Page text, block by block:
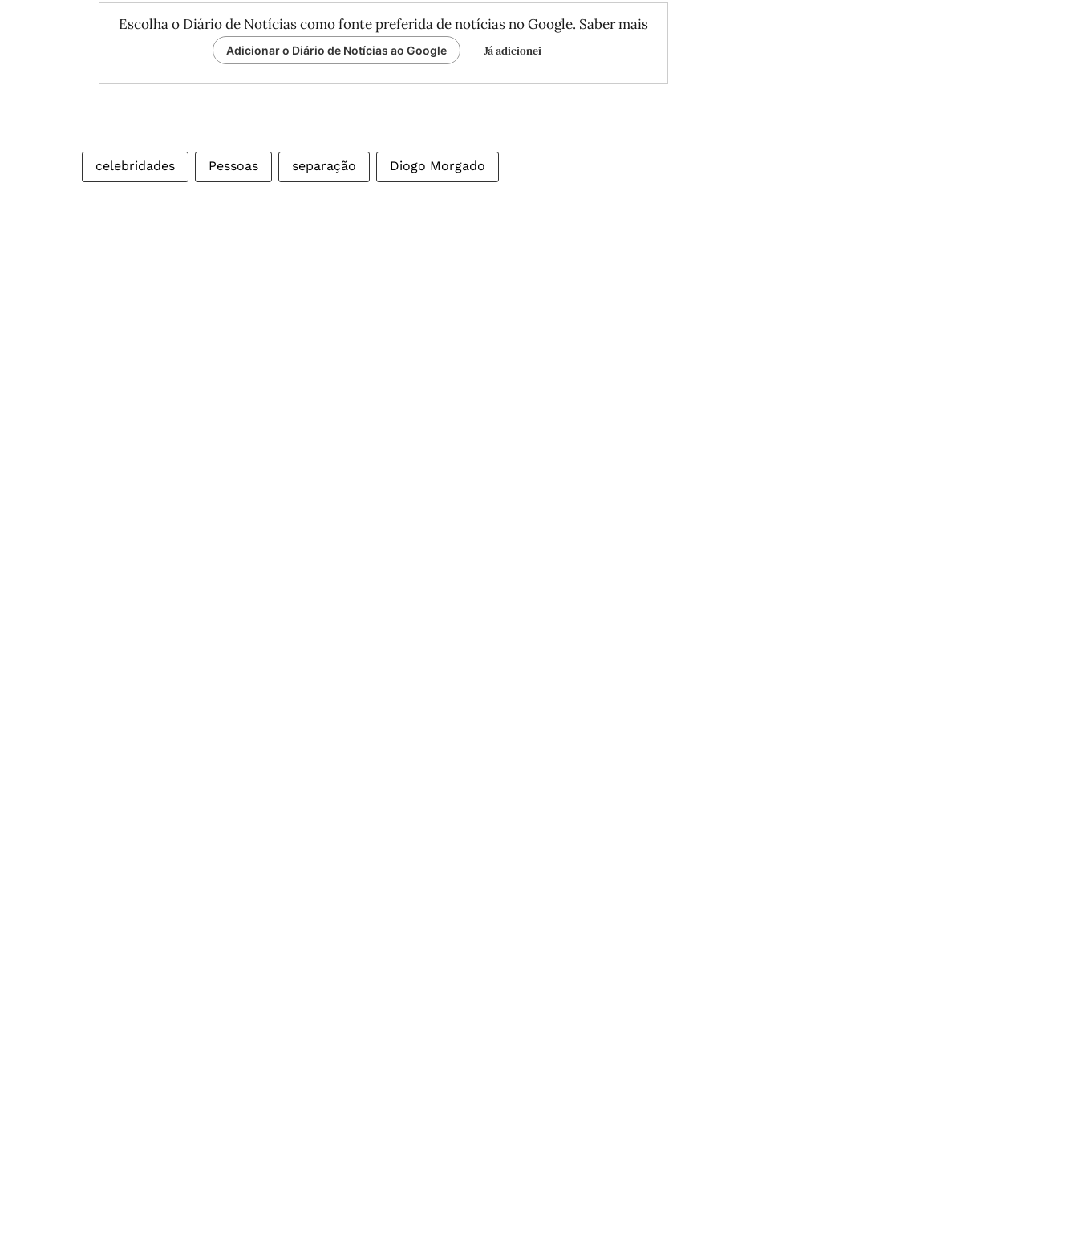
Escolha o Diário de Notícias como fonte preferida de notícias no Google. Saber mais
Adicionar o Diário de Notícias ao Google Já adicionei
celebridades Pessoas separação Diogo Morgado